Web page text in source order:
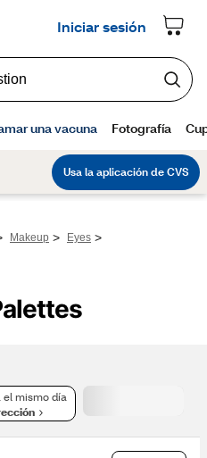
Makeup > Eyes >
el mismo día